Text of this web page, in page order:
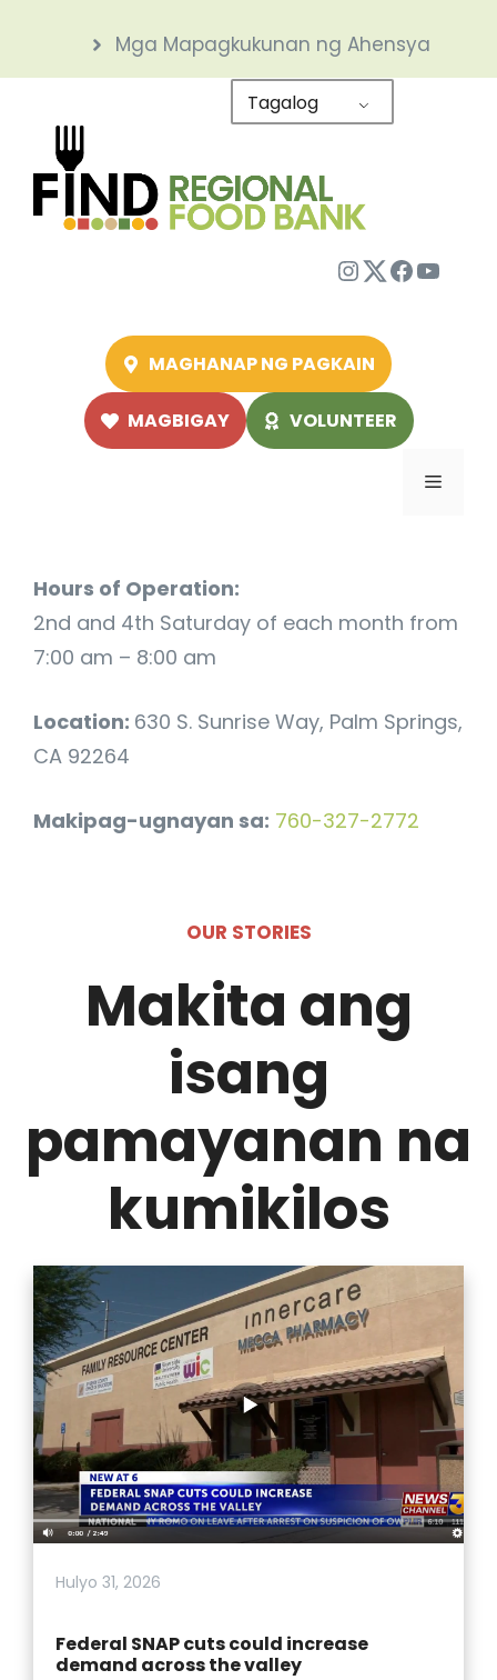
content
Mga Mapagkukunan ng Ahensya
Tagalog
Instagram
Twitter
MAGHANAP NG PAGKAIN
MAGBIGAY VOLUNTEER
Menu
Hours of Operation:
2nd and 4th Saturday of each month from
7:00 am – 8:00 am
Location: 630 S. Sunrise Way, Palm Springs,
CA 92264
Makipag-ugnayan sa: 760-327-2772
OUR STORIES
Makita ang
isang
pamayanan na
kumikilos
Hulyo 31, 2026
Federal SNAP cuts could increase
demand across the valley